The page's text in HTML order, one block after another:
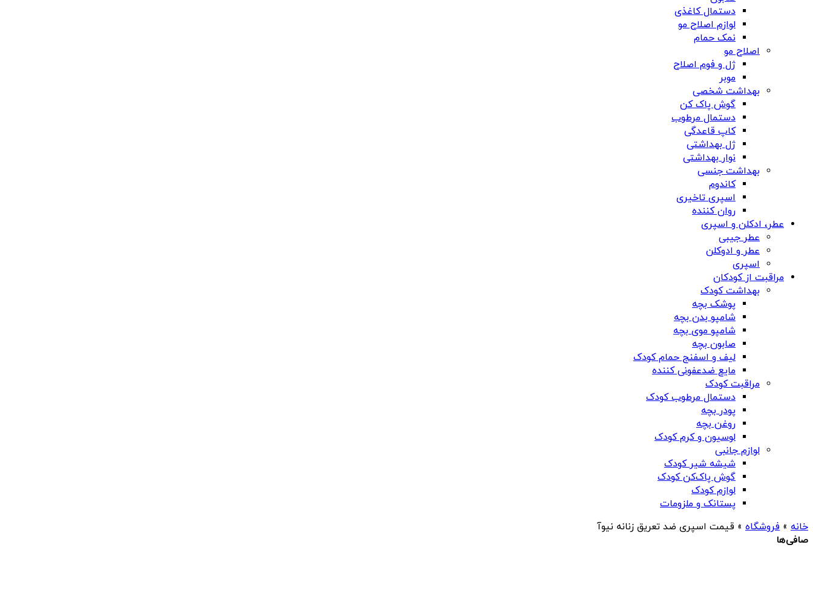
دستمال کاغذی
لوازم اصلاح مو
نمک حمام
اصلاح مو
ژل و فوم اصلاح
موبر
بهداشت شخصی
گوش پاک کن
دستمال مرطوب
کاپ قاعدگی
ژل بهداشتی
نوار بهداشتی
بهداشت جنسی
کاندوم
اسپری تاخیری
روان کننده
عطر، ادکلن و اسپری
عطر جیبی
عطر و ادوکلن
اسپری
مراقبت از کودکان
بهداشت کودک
پوشک بچه
شامپو بدن بچه
شامپو موی بچه
صابون بچه
لیف و اسفنج حمام کودک
مایع ضدعفونی کننده
مراقبت کودک
دستمال مرطوب کودک
پودر بچه
روغن بچه
لوسیون و کرم کودک
لوازم جانبی
شیشه شیر کودک
گوش پاک‌کن کودک
لوازم کودک
پستانک و ملزومات
خانه » فروشگاه » قیمت اسپری ضد تعریق زنانه نیوآ
صافی‌ها